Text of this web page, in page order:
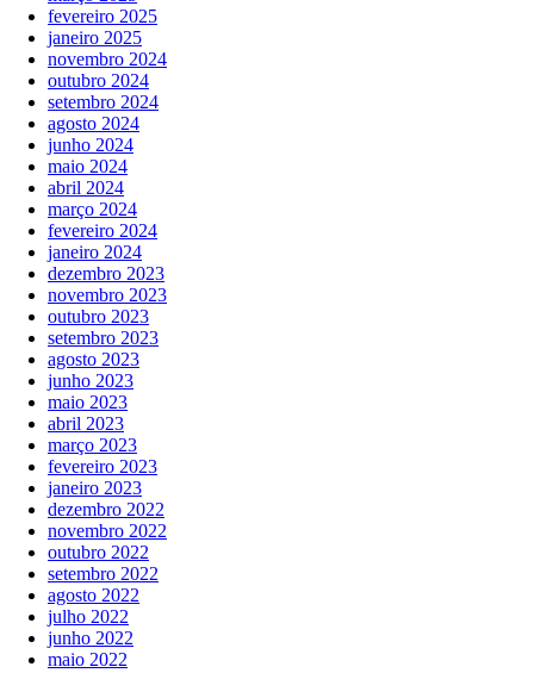
fevereiro 2025
janeiro 2025
novembro 2024
outubro 2024
setembro 2024
agosto 2024
junho 2024
maio 2024
abril 2024
março 2024
fevereiro 2024
janeiro 2024
dezembro 2023
novembro 2023
outubro 2023
setembro 2023
agosto 2023
junho 2023
maio 2023
abril 2023
março 2023
fevereiro 2023
janeiro 2023
dezembro 2022
novembro 2022
outubro 2022
setembro 2022
agosto 2022
julho 2022
junho 2022
maio 2022